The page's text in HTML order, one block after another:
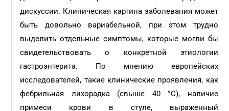
дискуссии. Клиническая картина заболевания может
быть довольно вариабельной, при этом трудно
выделить отдельные симптомы, которые могли бы
свидетельст­вовать о конкретной этиологии
гастроэнтерита. По мнению европейских
исследователей, такие клинические проявления, как
фебрильная лихорадка (свыше 40 °С), наличие
примеси крови в стуле, выраженный